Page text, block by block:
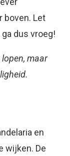
boven. Let
dus vroeg!
maar
en
wijken. De